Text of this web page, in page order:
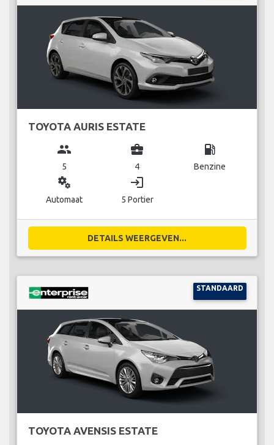
TOYOTA AURIS ESTATE
group
5
business_center
4
local_gas_station
Benzine
miscellaneous_services
Automaat
login
5 Portier
DETAILS WEERGEVEN...
STANDAARD
TOYOTA AVENSIS ESTATE